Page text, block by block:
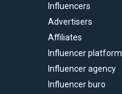
Influencers
Advertisers
Affiliates
Influencer platform
Influencer agency
Influencer buro